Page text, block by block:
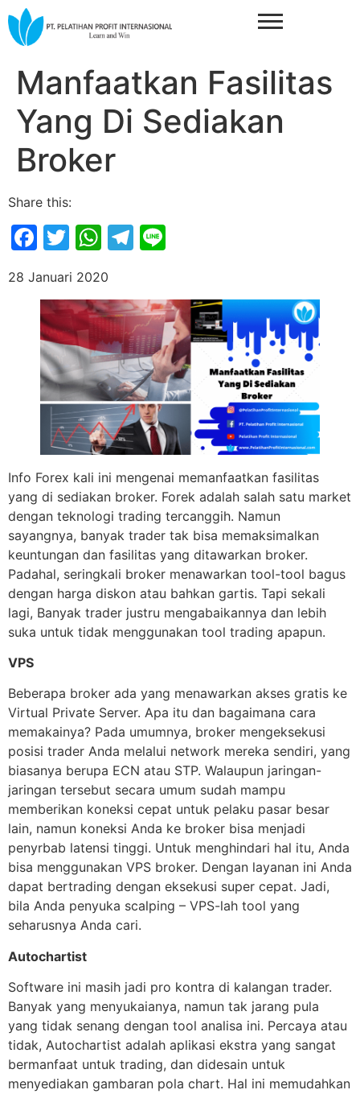
Manfaatkan Fasilitas
Yang Di Sediakan
Broker
Share this:
Facebook
Twitter
WhatsApp
Telegram
28 Januari 2020
Info Forex kali ini mengenai memanfaatkan fasilitas
yang di sediakan broker. Forek adalah salah satu market
dengan teknologi trading tercanggih. Namun
sayangnya, banyak trader tak bisa memaksimalkan
keuntungan dan fasilitas yang ditawarkan broker.
Padahal, seringkali broker menawarkan tool-tool bagus
dengan harga diskon atau bahkan gartis. Tapi sekali
lagi, Banyak trader justru mengabaikannya dan lebih
suka untuk tidak menggunakan tool trading apapun.
VPS
Beberapa broker ada yang menawarkan akses gratis ke
Virtual Private Server. Apa itu dan bagaimana cara
memakainya? Pada umumnya, broker mengeksekusi
posisi trader Anda melalui network mereka sendiri, yang
biasanya berupa ECN atau STP. Walaupun jaringan-
jaringan tersebut secara umum sudah mampu
memberikan koneksi cepat untuk pelaku pasar besar
lain, namun koneksi Anda ke broker bisa menjadi
penyrbab latensi tinggi. Untuk menghindari hal itu, Anda
bisa menggunakan VPS broker. Dengan layanan ini Anda
dapat bertrading dengan eksekusi super cepat. Jadi,
bila Anda penyuka scalping – VPS-lah tool yang
seharusnya Anda cari.
Autochartist
Software ini masih jadi pro kontra di kalangan trader.
Banyak yang menyukaianya, namun tak jarang pula
yang tidak senang dengan tool analisa ini. Percaya atau
tidak, Autochartist adalah aplikasi ekstra yang sangat
bermanfaat untuk trading, dan didesain untuk
menyediakan gambaran pola chart. Hal ini memudahkan